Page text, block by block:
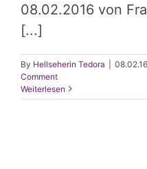
08.02.2016 von
[...]
By Hellseherin Tedora 08.02.16
Comment
Weiterlesen